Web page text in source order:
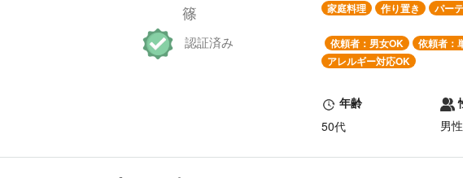
篠
認証済み
家庭料理 作り置き パー
依頼者：男女OK
依頼者：
アレルギー対応OK
年齢
50代
男性